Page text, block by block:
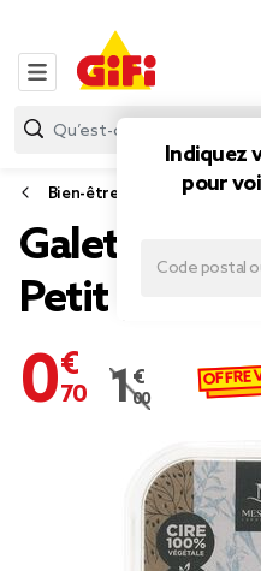
Indiquez
pour
Bien-être et minceur
Galet de cire
Petit grain
0,70 €
Prix remisé
1,00 € OFFRE